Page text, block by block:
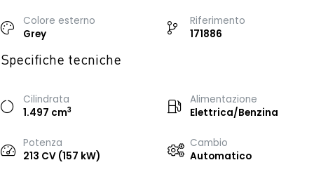
Colore esterno
Grey
Riferimento
171886
Specifiche tecniche
Cilindrata
1.497 cm3
Alimentazione
Elettrica/Benzina
Potenza
213 CV (157 kW)
Cambio
Automatico